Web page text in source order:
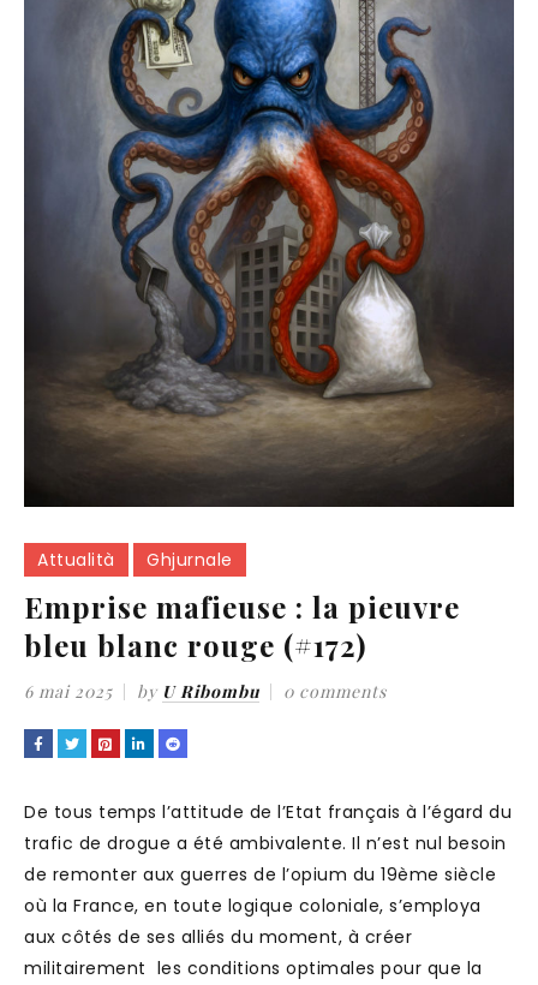
Attualità Ghjurnale
Emprise mafieuse : la pieuvre
bleu blanc rouge (#172)
6 mai 2025 by U Ribombu 0 comments
De tous temps l’attitude de l’Etat français à l’égard du
trafic de drogue a été ambivalente. Il n’est nul besoin
de remonter aux guerres de l’opium du 19ème siècle
où la France, en toute logique coloniale, s’employa
aux côtés de ses alliés du moment, à créer
militairement les conditions optimales pour que la